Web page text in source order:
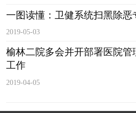
一图读懂：卫健系统扫黑除恶
2019-05-03
榆林二院多会并开部署医院管
工作
2019-04-05